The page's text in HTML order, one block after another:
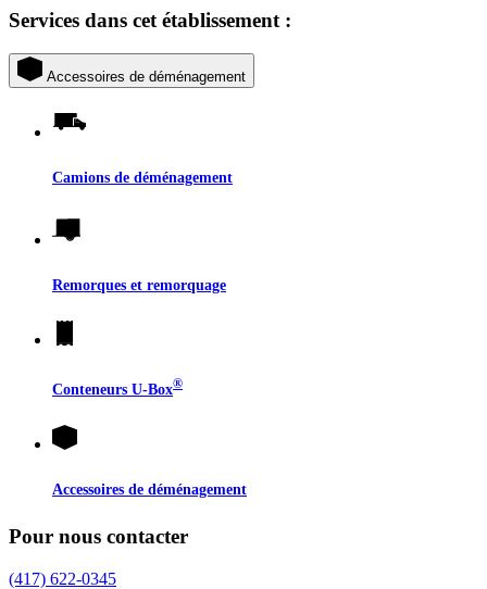
Services dans cet établissement :
Accessoires de déménagement
Camions de déménagement
Remorques et remorquage
Conteneurs U-Box®
Accessoires de déménagement
Pour nous contacter
(417) 622-0345